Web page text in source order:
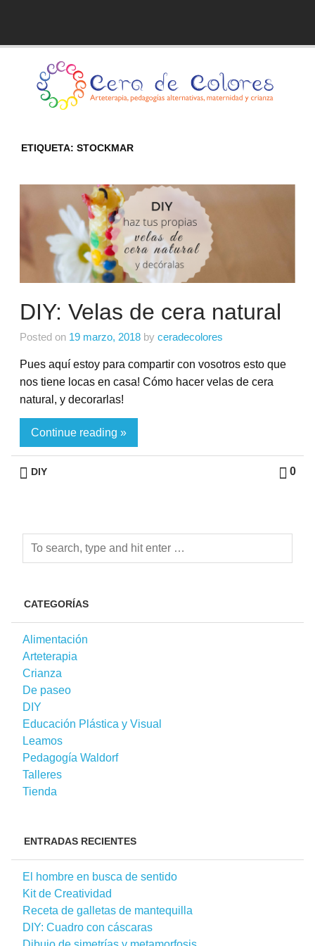
ETIQUETA:STOCKMAR
DIY: Velas de cera natural
Posted on 19 marzo, 2018 by ceradecolores
Pues aquí estoy para compartir con vosotros esto que
nos tiene locas en casa! Cómo hacer velas de cera
natural, y decorarlas!
Continue reading »
0
DIY
CATEGORÍAS
Alimentación
Arteterapia
Crianza
De paseo
DIY
Educación Plástica y Visual
Leamos
Pedagogía Waldorf
Talleres
Tienda
ENTRADAS RECIENTES
El hombre en busca de sentido
Kit de Creatividad
Receta de galletas de mantequilla
DIY: Cuadro con cáscaras